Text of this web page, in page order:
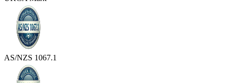
AS/NZS 1067.1